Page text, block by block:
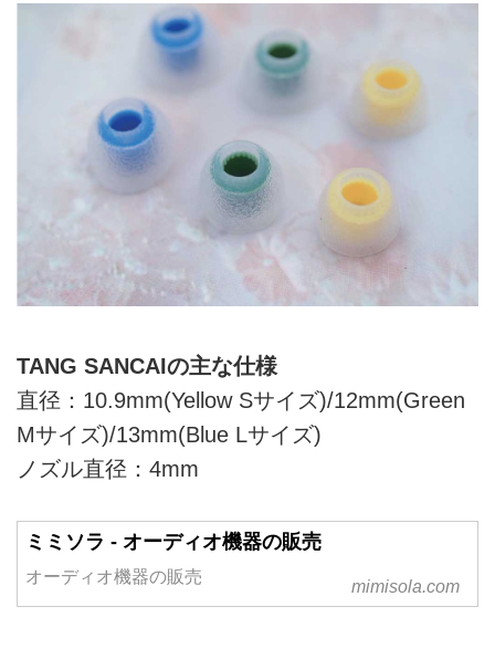
TANG SANCAIの主な仕様
直径：10.9mm(Yellow Sサイズ)/12mm(Green
Mサイズ)/13mm(Blue Lサイズ)
ノズル直径：4mm
ミミソラ - オーディオ機器の販売
オーディオ機器の販売
mimisola.com